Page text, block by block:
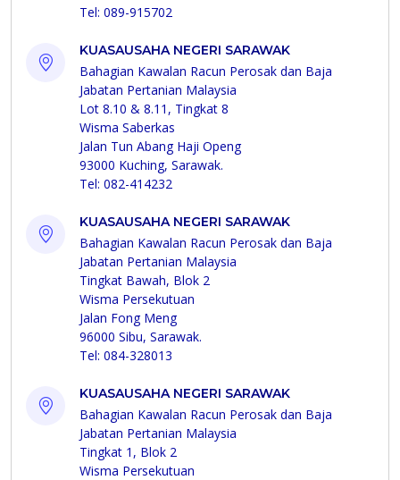
Tel: 089-915702
KUASAUSAHA NEGERI SARAWAK
Bahagian Kawalan Racun Perosak dan Baja
Jabatan Pertanian Malaysia
Lot 8.10 & 8.11, Tingkat 8
Wisma Saberkas
Jalan Tun Abang Haji Openg
93000 Kuching, Sarawak.
Tel: 082-414232
KUASAUSAHA NEGERI SARAWAK
Bahagian Kawalan Racun Perosak dan Baja
Jabatan Pertanian Malaysia
Tingkat Bawah, Blok 2
Wisma Persekutuan
Jalan Fong Meng
96000 Sibu, Sarawak.
Tel: 084-328013
KUASAUSAHA NEGERI SARAWAK
Bahagian Kawalan Racun Perosak dan Baja
Jabatan Pertanian Malaysia
Tingkat 1, Blok 2
Wisma Persekutuan